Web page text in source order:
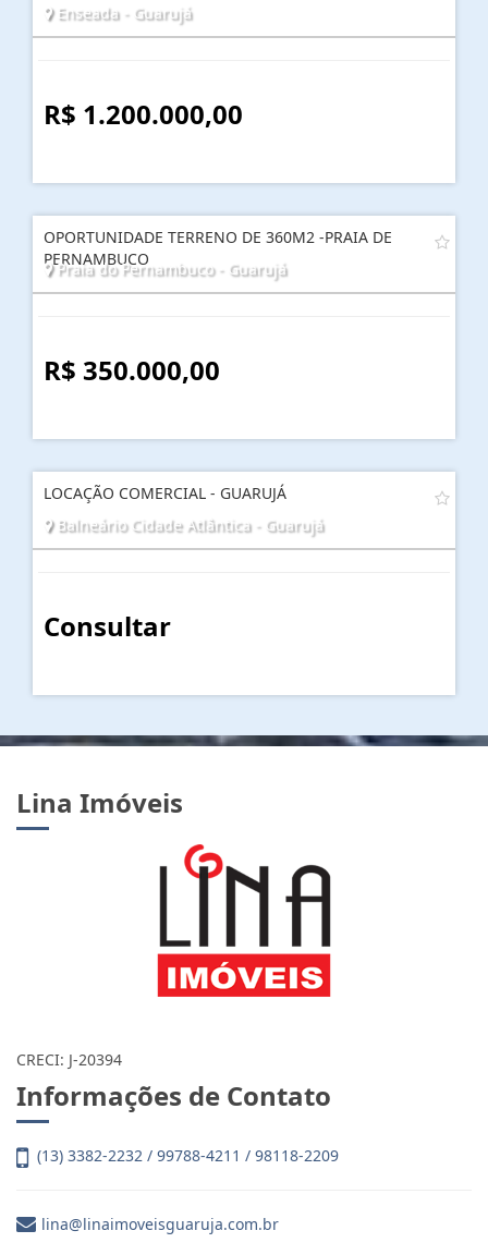
Enseada - Guarujá
R$ 1.200.000,00
OPORTUNIDADE TERRENO DE 360M2 -PRAIA DE
PERNAMBUCO
Praia do Pernambuco - Guarujá
R$ 350.000,00
LOCAÇÃO COMERCIAL - GUARUJÁ
Balneário Cidade Atlântica - Guarujá
Consultar
Lina Imóveis
CRECI: J-20394
Informações de Contato
(13) 3382-2232 / 99788-4211 / 98118-2209
lina@linaimoveisguaruja.com.br